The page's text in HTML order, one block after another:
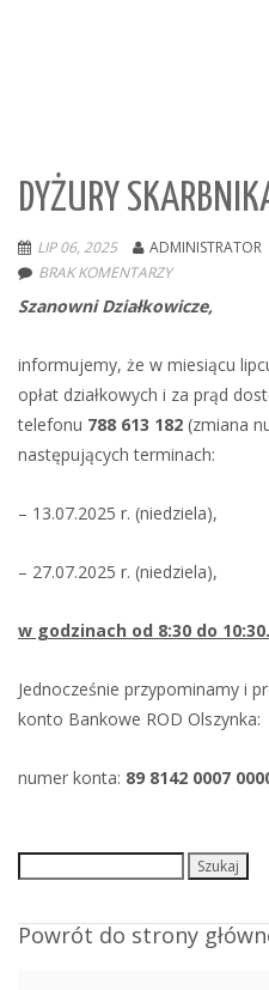
DYŻURY
LIP 06, 2025 ADMINISTRATOR
BRAK KOMENTARZY
Szanowni Działkowicze,
informujemy, że w miesiącu
opłat działkowych i za prąd
telefonu 788 613 182 (zmiana
następujących terminach:
– 13.07.2025 r. (niedziela),
– 27.07.2025 r. (niedziela),
w godzinach od 8:30 do 10:30.
Jednocześnie przypominamy i
konto Bankowe ROD Olszynka:
numer konta: 89 8142 0007
Powrót do strony